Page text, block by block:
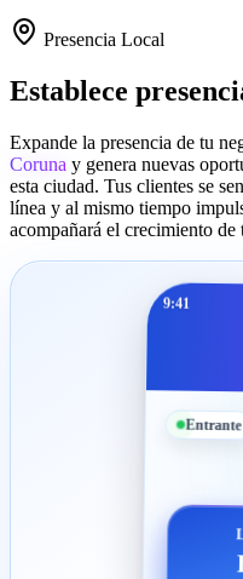
Presencia Local
Establece
Expande la presencia de tu
Coruna y genera nuevas
esta ciudad. Tus clientes se
línea y al mismo tiempo
acompañará el crecimiento de
9:41
Entrante